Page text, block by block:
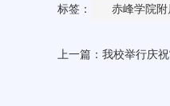
标签： 赤峰学院附
上一篇： 我校举行庆